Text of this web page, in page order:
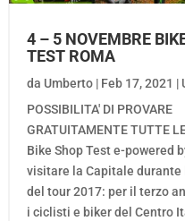
4 – 5 NOVEMBRE
TEST ROMA
da Umberto| Feb 17, 2021 |
POSSIBILITA' DI PROVARE
GRATUITAMENTE TUTTE
Bike Shop Test e-powered
visitare la Capitale durante
del tour 2017: per il terzo
i ciclisti e biker del Centro